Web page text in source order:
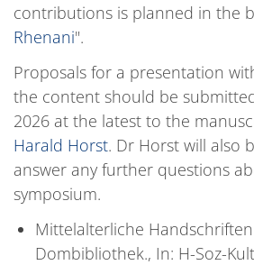
contributions is planned in the
Rhenani".
Proposals for a presentation
the content should be
2026 at the latest to the
Harald Horst. Dr Horst will also
answer any further questions
symposium.
Mittelalterliche
Dombibliothek., In: H-Soz-